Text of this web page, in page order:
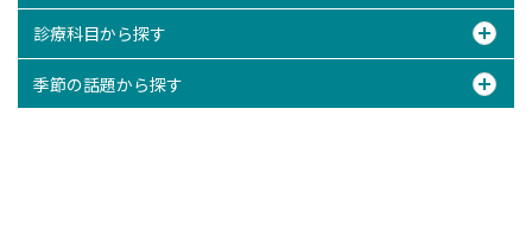
診療科目から探す
季節の話題から探す